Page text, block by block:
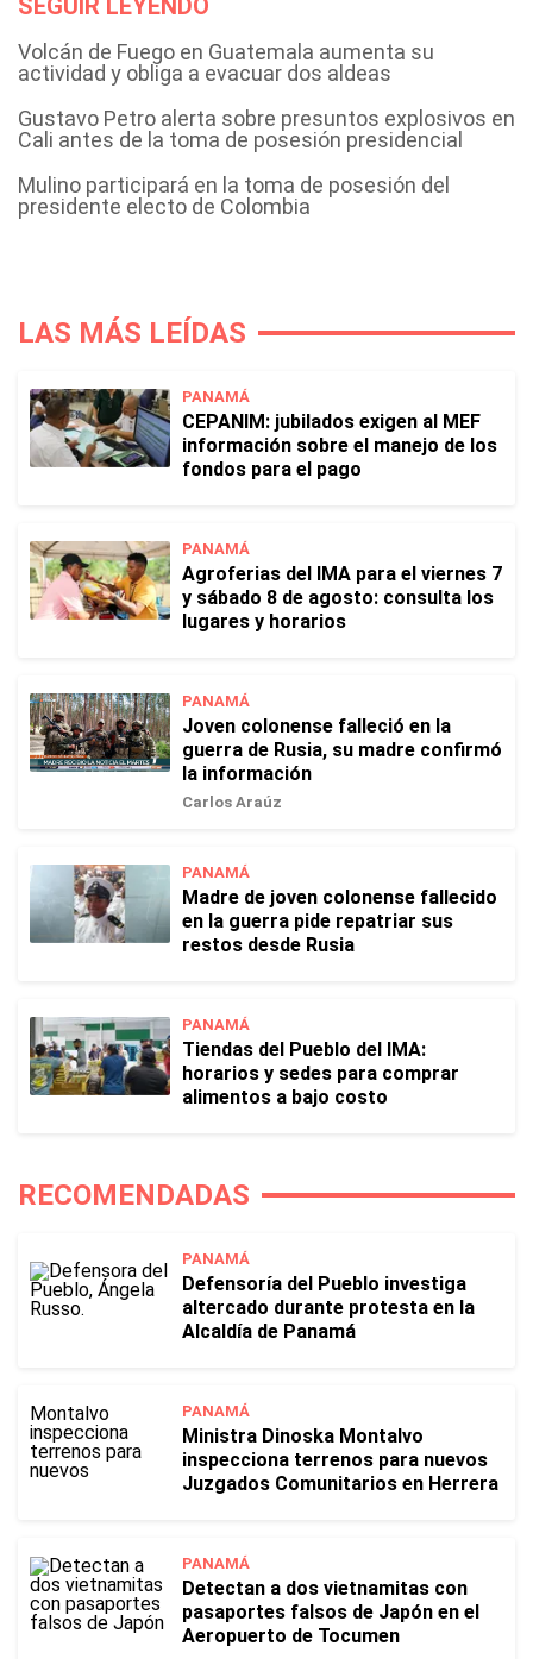
SEGUIR LEYENDO
Volcán de Fuego en Guatemala aumenta su
actividad y obliga a evacuar dos aldeas
Gustavo Petro alerta sobre presuntos explosivos en
Cali antes de la toma de posesión presidencial
Mulino participará en la toma de posesión del
presidente electo de Colombia
LAS MÁS LEÍDAS
PANAMÁ
CEPANIM: jubilados exigen al MEF
información sobre el manejo de los
fondos para el pago
PANAMÁ
Agroferias del IMA para el viernes 7
y sábado 8 de agosto: consulta los
lugares y horarios
PANAMÁ
Joven colonense falleció en la
guerra de Rusia, su madre confirmó
la información
Carlos Araúz
PANAMÁ
Madre de joven colonense fallecido
en la guerra pide repatriar sus
restos desde Rusia
PANAMÁ
Tiendas del Pueblo del IMA:
horarios y sedes para comprar
alimentos a bajo costo
RECOMENDADAS
PANAMÁ
Defensoría del Pueblo investiga
altercado durante protesta en la
Alcaldía de Panamá
PANAMÁ
Ministra Dinoska Montalvo
inspecciona terrenos para nuevos
Juzgados Comunitarios en Herrera
PANAMÁ
Detectan a dos vietnamitas con
pasaportes falsos de Japón en el
Aeropuerto de Tocumen